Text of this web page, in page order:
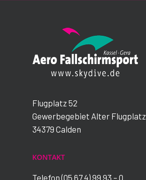
Flugplatz 52
Gewerbegebiet Alter Flugplatz
34379 Calden
KONTAKT
Telefon (05 67 4) 99 93 – 0